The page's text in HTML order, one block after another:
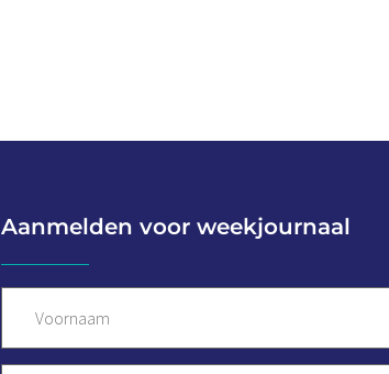
Aanmelden voor weekjournaal